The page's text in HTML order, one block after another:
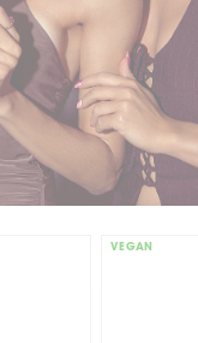
VEGAN